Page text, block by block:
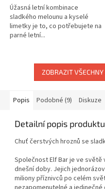
Úžasná letní kombinace
sladkého melounu a kyselé
limetky je to, co potřebujete na
parné letní...
ZOBRAZIT VŠECHNY
Popis Podobné (9) Diskuze
Detailní popis produktu
Chuť čerstvých hroznů se
Společnost Elf Bar je ve
dnešní doby. Jejich
miliony příznivců po celém